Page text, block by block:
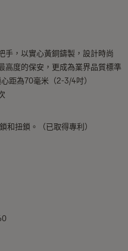
手，以實心黃銅鑄製，設計時尚
高度的保安，更成為業界品質標準
距為70毫米（2-3/4吋）
和扭鎖。（已取得專利）